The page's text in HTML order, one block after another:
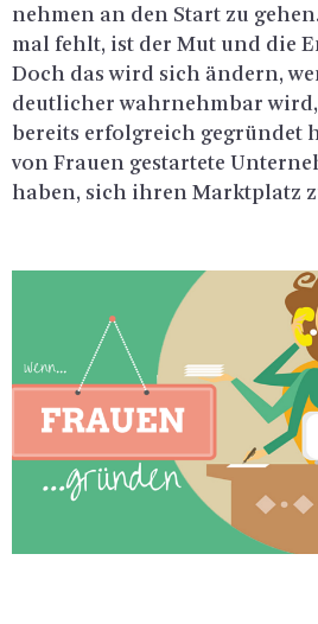
neh­men an den Start zu
mal fehlt, ist der Mut und die
Doch das wird sich än­dern,
deut­li­cher wahr­nehm­bar wird,
be­reits er­folg­reich ge­grün­det
von Frau­en ge­star­te­te
haben, sich ihren Markt­platz